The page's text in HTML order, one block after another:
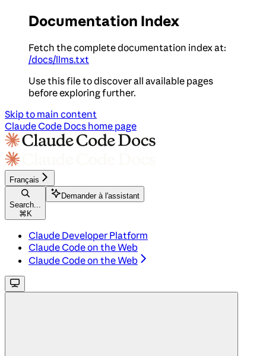
Documentation Index
Fetch the complete documentation index at:
/docs/llms.txt
Use this file to discover all available pages
before exploring further.
Skip to main content
Claude Code Docs home page
Français
Search...
⌘ K
Demander à l'assistant
Claude Developer Platform
Claude Code on the Web
Claude Code on the Web